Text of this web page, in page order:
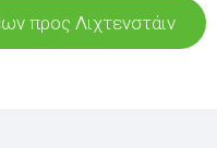
προς Λιχτενστάιν